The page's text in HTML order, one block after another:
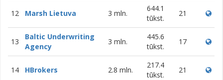
12 Marsh Lietuva 3 mln.
644.1
tūkst.
21
13
Baltic Underwriting
Agency
3 mln.
445.6
tūkst.
17
14 HBrokers 2.8 mln.
217.4
tūkst.
21